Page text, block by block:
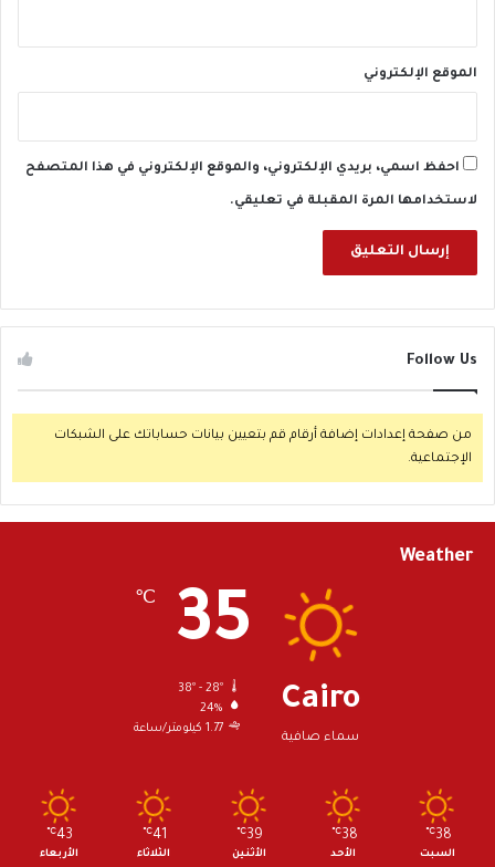
س
ه
ا
ت
ي
ه
الموقع الإلكتروني
احفظ اسمي، بريدي الإلكتروني، والموقع الإلكتروني في هذا المتصفح
لاستخدامها المرة المقبلة في تعليقي.
Follow Us
من صفحة إعدادات إضافة أرقام قم بتعيين بيانات حساباتك على الشبكات
الإجتماعية.
Weather
Cairo
سماء صافية
35
℃
38º - 28º
24%
1.77 كيلومتر/ساعة
38
℃
السبت
38
℃
الأحد
39
℃
الأثنين
41
℃
الثلاثاء
43
℃
الأربعاء